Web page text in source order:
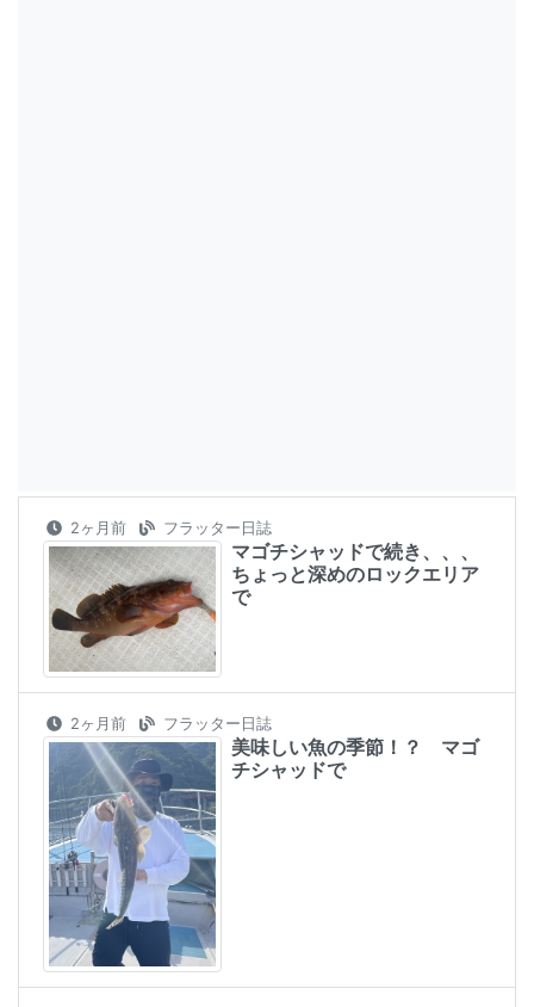
2ヶ月前 フラッター日誌
マゴチシャッドで続き、、、
ちょっと深めのロックエリア
で
2ヶ月前 フラッター日誌
美味しい魚の季節！？ マゴ
チシャッドで